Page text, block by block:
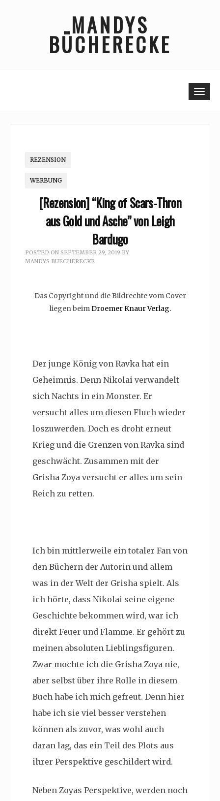
MANDYS
BÜCHERECKE
REZENSION
WERBUNG
[Rezension] “King of Scars-Thron
aus Gold und Asche” von Leigh
Bardugo
POSTED ON SEPTEMBER 29, 2019 BY
MANDYS BUECHERECKE
Das Copyright und die Bildrechte vom Cover
liegen beimDroemer Knaur Verlag.
Der junge König von Ravka hat ein
Geheimnis. Denn Nikolai verwandelt
sich Nachts in ein Monster. Er
versucht alles um diesen Fluch wieder
loszuwerden. Doch es droht erneut
Krieg und die Grenzen von Ravka sind
geschwächt. Zusammen mit der
Grisha Zoya versucht er alles um sein
Reich zu retten.
Ich bin mittlerweile ein totaler Fan von
den Büchern der Autorin und allem
was in der Welt der Grisha spielt. Als
ich hörte, dass Nikolai seine eigene
Geschichte bekommen wird, war ich
direkt Feuer und Flamme. Er gehört zu
meinen absoluten Lieblingsfiguren.
Zwar mochte ich die Grisha Zoya nie,
aber selbst über ihre Rolle in diesem
Buch habe ich mich gefreut. Denn hier
habe ich sie viel besser verstehen
können als zuvor, was wohl auch
daran lag, das ein Teil des Plots aus
ihrer Perspektive geschildert wird.
Neben Zoyas Perspektive, werden noch